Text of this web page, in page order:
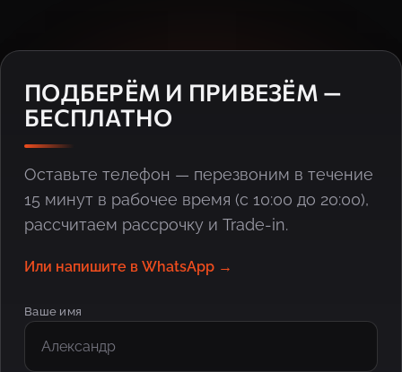
ПОДБЕРЁМ И ПРИВЕЗЁМ —
БЕСПЛАТНО
Оставьте телефон — перезвоним в течение
15 минут в рабочее время (с 10:00 до 20:00),
рассчитаем рассрочку и Trade-in.
Или напишите в WhatsApp →
Ваше имя